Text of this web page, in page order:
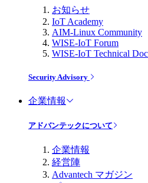
お知らせ
IoT Academy
AIM-Linux Community
WISE-IoT Forum
WISE-IoT Technical
Security Advisory
企業情報
アドバンテックについて
企業情報
経営陣
Advantech マガジン